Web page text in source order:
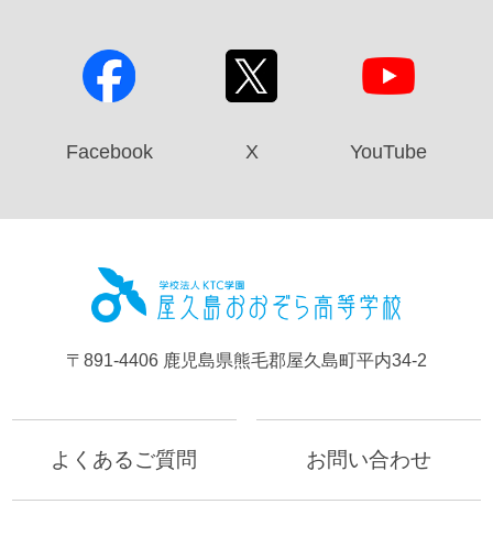
Facebook X YouTube
〒891-4406 鹿児島県熊毛郡屋久島町平内34-2
よくあるご質問 お問い合わせ